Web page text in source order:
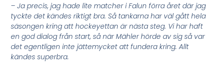
– Ja precis, jag hade lite matcher i Falun förra året där jag
tyckte det kändes riktigt bra. Så tankarna har väl gått hela
säsongen kring att hockeyettan är nästa steg. Vi har haft
en god dialog från start, så när Mähler hörde av sig så var
det egentligen inte jättemycket att fundera kring. Allt
kändes superbra.